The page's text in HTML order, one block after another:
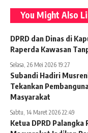
You Might Also
DPRD dan Dinas di
Raperda Kawasan
Selasa, 26 Mei 2026 19:27
Subandi Hadiri
Tekankan
Masyarakat
Sabtu, 14 Maret 2026 22:49
Ketua DPRD Palangka